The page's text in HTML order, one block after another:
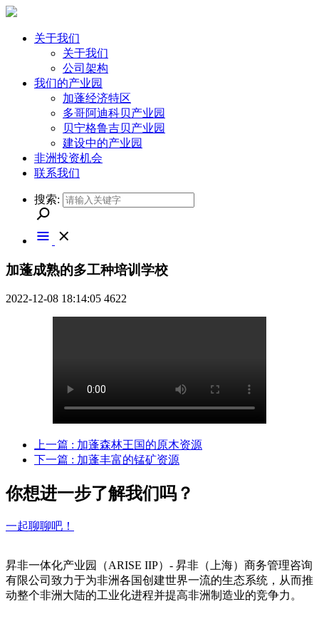
关于我们
关于我们
公司架构
我们的产业园
加蓬经济特区
多哥阿迪科贝产业园
贝宁格鲁吉贝产业园
建设中的产业园
非洲投资机会
联系我们
搜索:
加蓬成熟的多工种培训学校
2022-12-08 18:14:05 4622
上一篇 : 加蓬森林王国的原木资源
下一篇 : 加蓬丰富的锰矿资源
你想进一步了解我们吗？
一起聊聊吧！
昇非一体化产业园（ARISE IIP）- 昇非（上海）商务管理咨询
有限公司致力于为非洲各国创建世界一流的生态系统，从而推
动整个非洲大陆的工业化进程并提高非洲制造业的竞争力。